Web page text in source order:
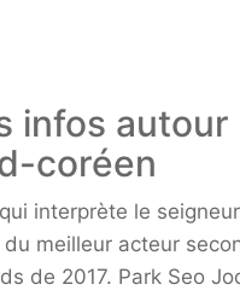
infos autour
coréen
interprète le
meilleur acteur
de 2017. Park Seo